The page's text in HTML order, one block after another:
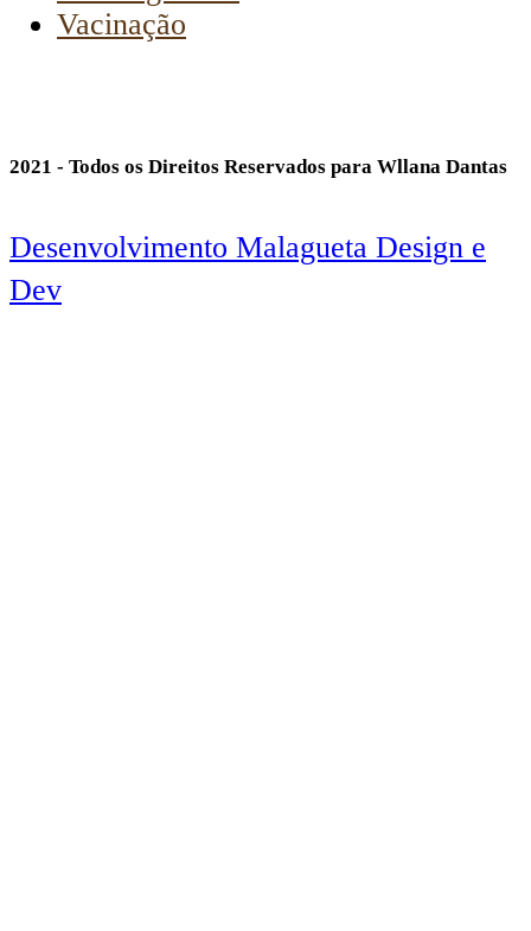
Vacinação
2021 - Todos os Direitos Reservados para Wllana Dantas
Desenvolvimento Malagueta Design e
Dev